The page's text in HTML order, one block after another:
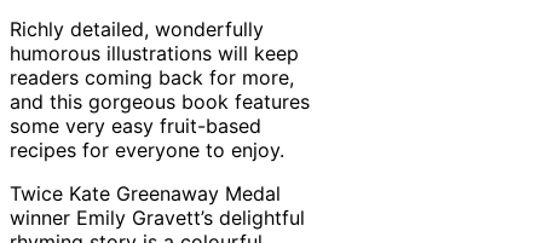
Richly detailed, wonderfully
humorous illustrations will keep
readers coming back for more,
and this gorgeous book features
some very easy fruit-based
recipes for everyone to enjoy.
Twice Kate Greenaway Medal
winner Emily Gravett’s delightful